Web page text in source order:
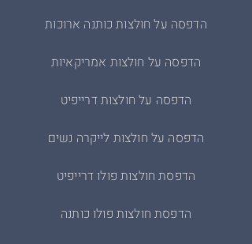
הדפסה על חולצות כותנה ארוכות
הדפסה על חולצות אמריקאיות
הדפסה על חולצות דרייפיט
הדפסה על חולצות לייקרה נשים
הדפסת חולצות פולו דרייפיט
הדפסת חולצות פולו כותנה